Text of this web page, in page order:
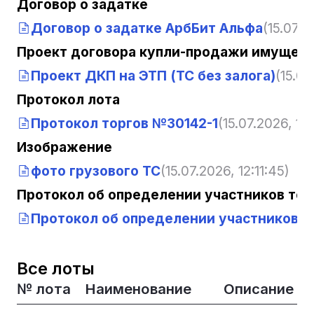
Договор о задатке
Договор о задатке АрбБит Альфа
Проект договора купли-продажи
Проект ДКП на ЭТП (ТС без залога)
Протокол лота
Протокол торгов №30142-1(15.07.2026,
Изображение
фото грузового ТС(15.07.2026, 12:11:45)
Протокол об определении участников
Протокол об определении участников
Все лоты
№ лота Наименование Описание